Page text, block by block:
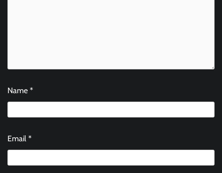
Name *
Email *